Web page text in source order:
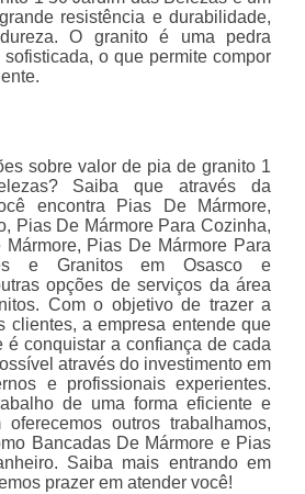
resistência e durabilidade,
O granito é uma pedra
o que permite compor
sobre valor de pia de granito 1
Saiba que através da
encontra Pias De Mármore,
Pias De Mármore Para Cozinha,
Pias De Mármore Para
e Granitos em Osasco e
opções de serviços da área
Com o objetivo de trazer a
clientes, a empresa entende que
é conquistar a confiança de cada
através do investimento em
e profissionais experientes.
de uma forma eficiente e
outros trabalhamos,
Bancadas De Mármore e Pias
Saiba mais entrando em
prazer em atender você!